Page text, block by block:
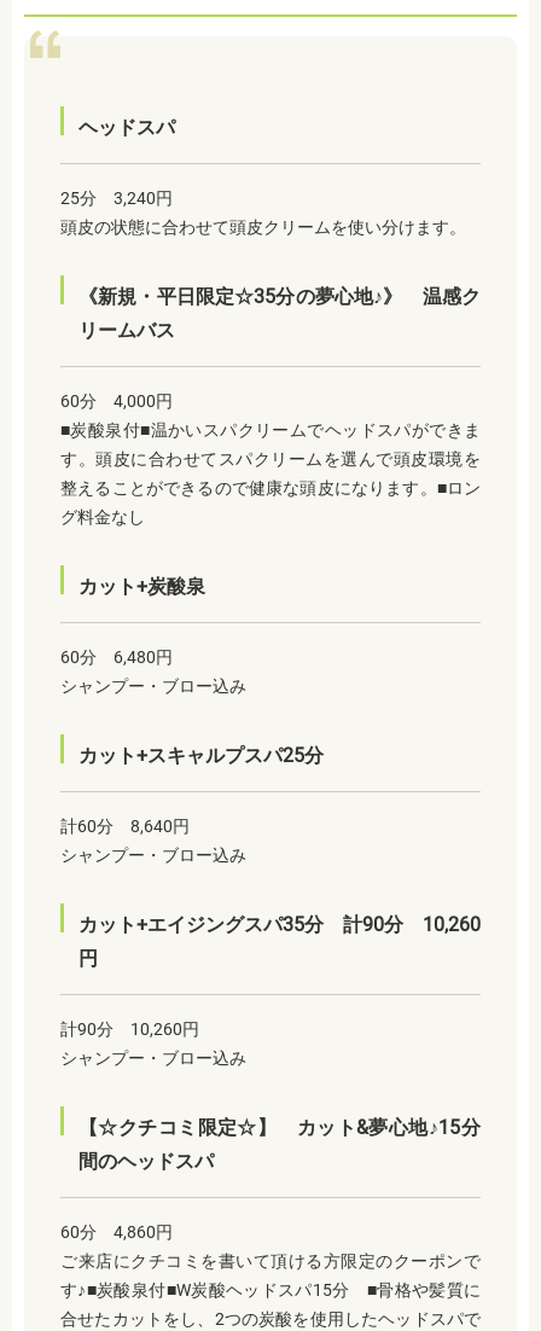
ヘッドスパ
25分 3,240円
頭皮の状態に合わせて頭皮クリームを使い分けます。
《新規・平日限定☆35分の夢心地♪》 温感ク
リームバス
60分 4,000円
■炭酸泉付■温かいスパクリームでヘッドスパができま
す。頭皮に合わせてスパクリームを選んで頭皮環境を
整えることができるので健康な頭皮になります。■ロン
グ料金なし
カット+炭酸泉
60分 6,480円
シャンプー・ブロー込み
カット+スキャルプスパ25分
計60分 8,640円
シャンプー・ブロー込み
カット+エイジングスパ35分 計90分 10,260
円
計90分 10,260円
シャンプー・ブロー込み
【☆クチコミ限定☆】 カット&夢心地♪15分
間のヘッドスパ
60分 4,860円
ご来店にクチコミを書いて頂ける方限定のクーポンで
す♪■炭酸泉付■W炭酸ヘッドスパ15分 ■骨格や髪質に
合せたカットをし、2つの炭酸を使用したヘッドスパで